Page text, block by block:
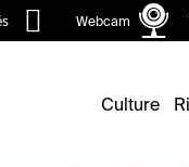
Webcam
Culture